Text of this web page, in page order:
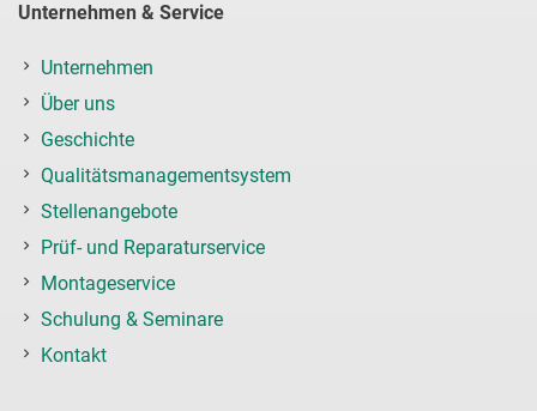
Unternehmen & Service
Unternehmen
Über uns
Geschichte
Qualitätsmanagementsystem
Stellenangebote
Prüf- und Reparaturservice
Montageservice
Schulung & Seminare
Kontakt